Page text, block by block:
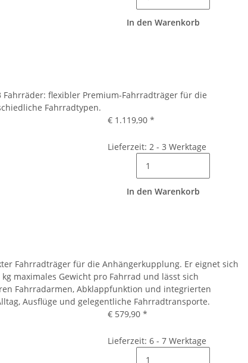
In den Warenkorb
Fahrräder: flexibler Premium-Fahrradträger für die
Fahrradtypen.
€ 1.119,90 *
Lieferzeit: 2 - 3 Werktage
In den Warenkorb
Fahrradträger für die Anhängerkupplung. Er eignet sich
maximales Gewicht pro Fahrrad und lässt sich
Fahrradarmen, Abklappfunktion und integrierten
Ausflüge und gelegentliche Fahrradtransporte.
€ 579,90 *
Lieferzeit: 6 - 7 Werktage